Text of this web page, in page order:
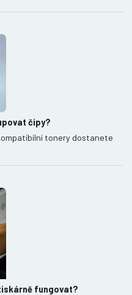
čipy?
tonery dostanete
fungovat?